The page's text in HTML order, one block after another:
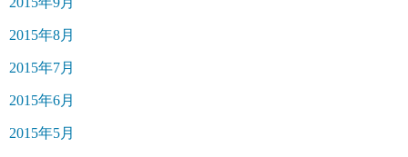
2015年8月
2015年7月
2015年6月
2015年5月